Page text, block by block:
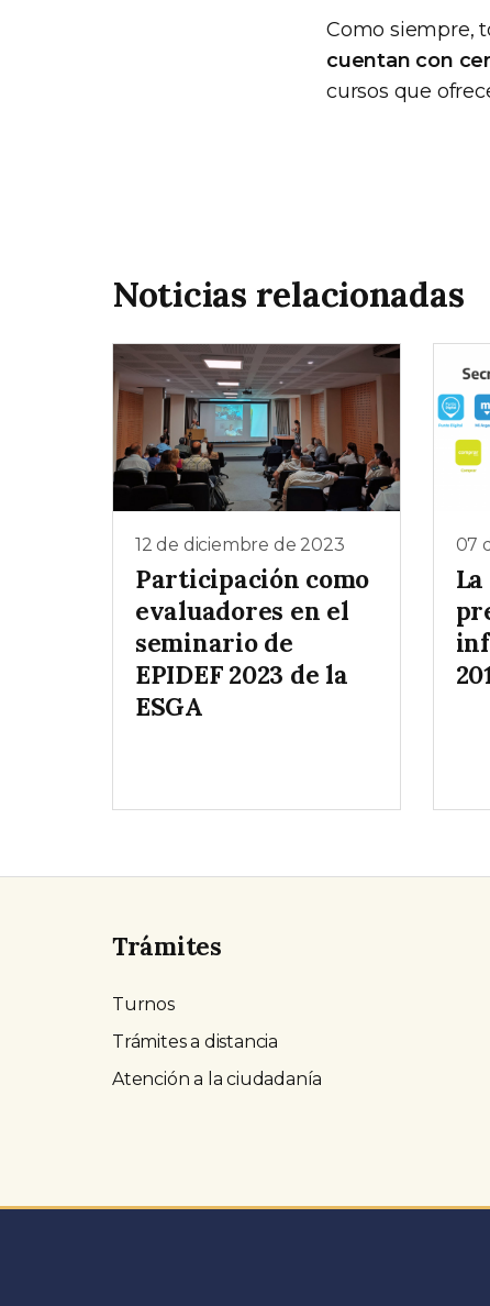
Como siempre,
cuentan con
cursos que
Noticias relacionadas
12 de diciembre de 2023
Participación como
evaluadores en el
seminario de
EPIDEF 2023 de la
ESGA
07
Trámites
Turnos
Trámites a distancia
Atención a la ciudadanía